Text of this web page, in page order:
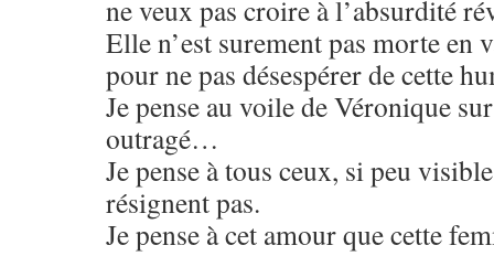
ne veux pas croire à l’absurdité
Elle n’est surement pas morte en
pour ne pas désespérer de cette
Je pense au voile de Véronique
outragé…
Je pense à tous ceux, si peu
résignent pas.
Je pense à cet amour que cette